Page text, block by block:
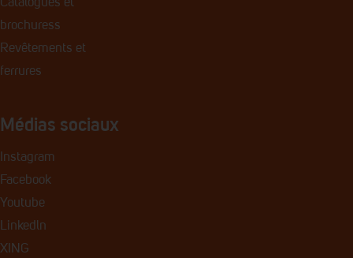
Catalogues et
brochuress
Revêtements et
ferrures
Médias sociaux
Instagram
Facebook
Youtube
Linkedln
XING